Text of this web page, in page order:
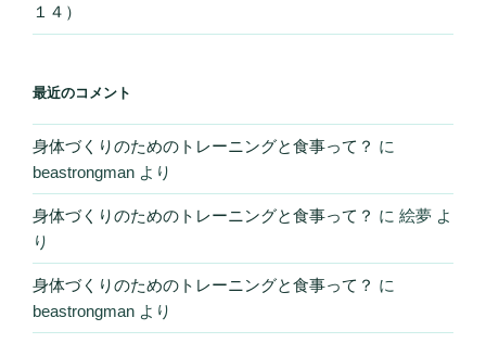
１４）
最近のコメント
身体づくりのためのトレーニングと食事って？ に
beastrongman より
身体づくりのためのトレーニングと食事って？ に 絵夢 よ
り
身体づくりのためのトレーニングと食事って？ に
beastrongman より